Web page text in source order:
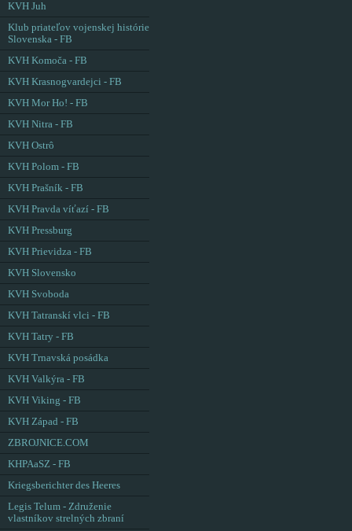
KVH Juh
Klub priateľov vojenskej histórie
Slovenska - FB
KVH Komoča - FB
KVH Krasnogvardejci - FB
KVH Mor Ho! - FB
KVH Nitra - FB
KVH Ostrô
KVH Polom - FB
KVH Prašník - FB
KVH Pravda víťazí - FB
KVH Pressburg
KVH Prievidza - FB
KVH Slovensko
KVH Svoboda
KVH Tatranskí vlci - FB
KVH Tatry - FB
KVH Trnavská posádka
KVH Valkýra - FB
KVH Viking - FB
KVH Západ - FB
ZBROJNICE.COM
KHPAaSZ - FB
Kriegsberichter des Heeres
Legis Telum - Združenie
vlastníkov strelných zbraní